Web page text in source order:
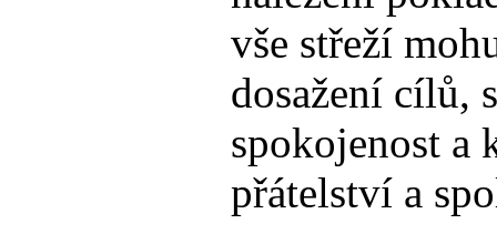
vše střeží
dosažení cílů,
spokojenost a
přátelství a